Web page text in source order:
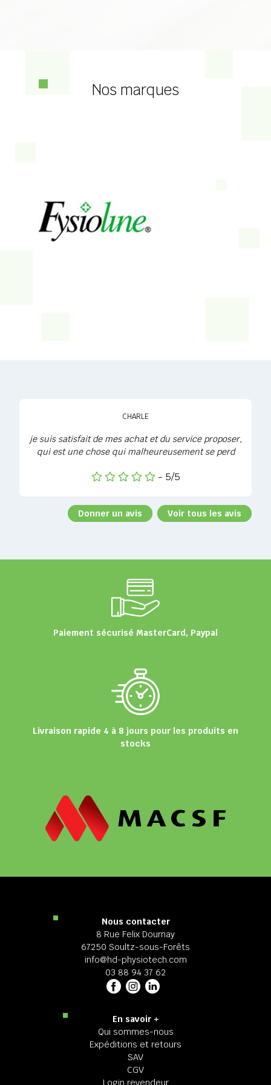
Nos marques
CHARLE
je suis satisfait de mes achat et du service proposer,
qui est une chose qui malheureusement se perd
- 5/5
Donner un avis Voir tous les avis
Paiement sécurisé MasterCard, Paypal
Livraison rapide 4 à 8 jours pour les produits en
stocks
Nous contacter
8 Rue Felix Dournay
67250 Soultz-sous-Forêts
info@hd-physiotech.com
03 88 94 37 62
En savoir +
Qui sommes-nous
Expéditions et retours
SAV
CGV